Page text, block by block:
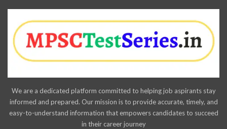
We are a dedicated platform committed to helping job aspirants stay
informed and prepared. Our mission is to provide accurate, timely, and
easy-to-understand information that empowers candidates to succeed
in their career journey